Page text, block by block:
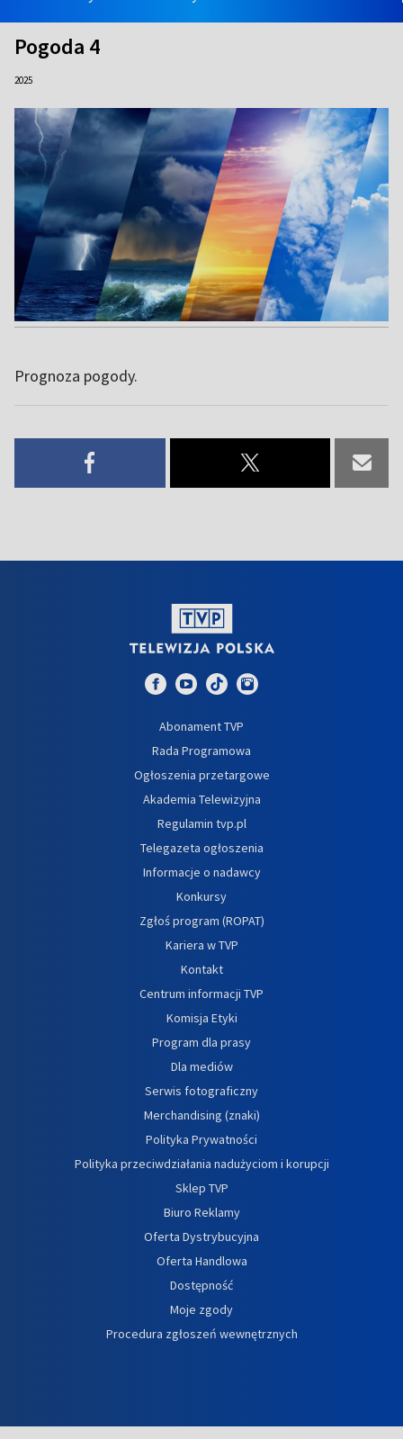
Pogoda 4
2025
Prognoza pogody.
Abonament TVP
Rada Programowa
Ogłoszenia przetargowe
Akademia Telewizyjna
Regulamin tvp.pl
Telegazeta ogłoszenia
Informacje o nadawcy
Konkursy
Zgłoś program (ROPAT)
Kariera w TVP
Kontakt
Centrum informacji TVP
Komisja Etyki
Program dla prasy
Dla mediów
Serwis fotograficzny
Merchandising (znaki)
Polityka Prywatności
Polityka przeciwdziałania nadużyciom i korupcji
Sklep TVP
Biuro Reklamy
Oferta Dystrybucyjna
Oferta Handlowa
Dostępność
Moje zgody
Procedura zgłoszeń wewnętrznych